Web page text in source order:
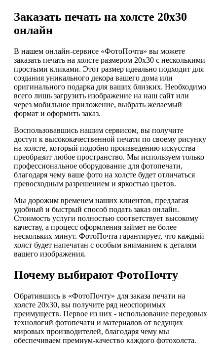
Заказать печать на холсте 20х30
онлайн
В нашем онлайн-сервисе «ФотоПочта» вы можете
заказать печать на холсте размером 20х30 с несколькими
простыми кликами. Этот размер идеально подходит для
создания уникального декора вашего дома или
оригинального подарка для ваших близких. Необходимо
всего лишь загрузить изображение на наш сайт или
через мобильное приложение, выбрать желаемый
формат и оформить заказ.
Воспользовавшись нашим сервисом, вы получите
доступ к высококачественной печати по своему рисунку
на холсте, который подобно произведению искусства
преобразит любое пространство. Мы используем только
профессиональное оборудование для фотопечати,
благодаря чему ваше фото на холсте будет отличаться
превосходным разрешением и яркостью цветов.
Мы дорожим временем наших клиентов, предлагая
удобный и быстрый способ подать заказ онлайн.
Стоимость услуги полностью соответствует высокому
качеству, а процесс оформления займет не более
нескольких минут. ФотоПочта гарантирует, что каждый
холст будет напечатан с особым вниманием к деталям
вашего изображения.
Почему выбирают ФотоПочту
Обратившись в «ФотоПочту» для заказа печати на
холсте 20х30, вы получите ряд неоспоримых
преимуществ. Первое из них - использование передовых
технологий фотопечати и материалов от ведущих
мировых производителей, благодаря чему мы
обеспечиваем премиум-качество каждого фотохолста.